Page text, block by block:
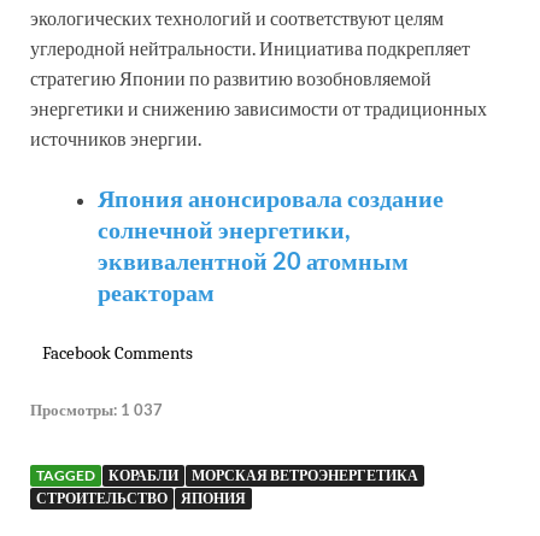
экологических технологий и соответствуют целям
углеродной нейтральности. Инициатива подкрепляет
стратегию Японии по развитию возобновляемой
энергетики и снижению зависимости от традиционных
источников энергии.
Япония анонсировала создание
солнечной энергетики,
эквивалентной 20 атомным
реакторам
Facebook Comments
Просмотры: 1 037
TAGGED КОРАБЛИ
МОРСКАЯ ВЕТРОЭНЕРГЕТИКА
СТРОИТЕЛЬСТВО
ЯПОНИЯ